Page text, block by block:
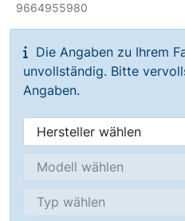
9664955980
Die Angaben zu Ihrem
unvollständig. Bitte
Angaben.